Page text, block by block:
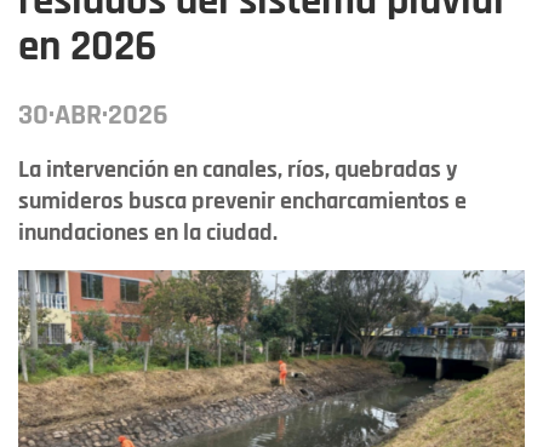
en 2026
30·ABR·2026
La intervención en canales, ríos, quebradas y
sumideros busca prevenir encharcamientos e
inundaciones en la ciudad.